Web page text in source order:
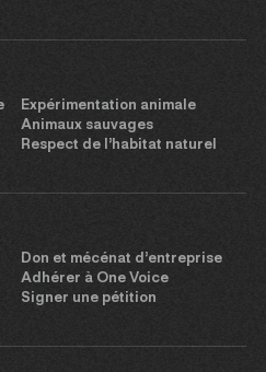
Expérimentation animale
Animaux sauvages
Respect de l’habitat naturel
Don et mécénat d’entreprise
Adhérer à One Voice
Signer une pétition